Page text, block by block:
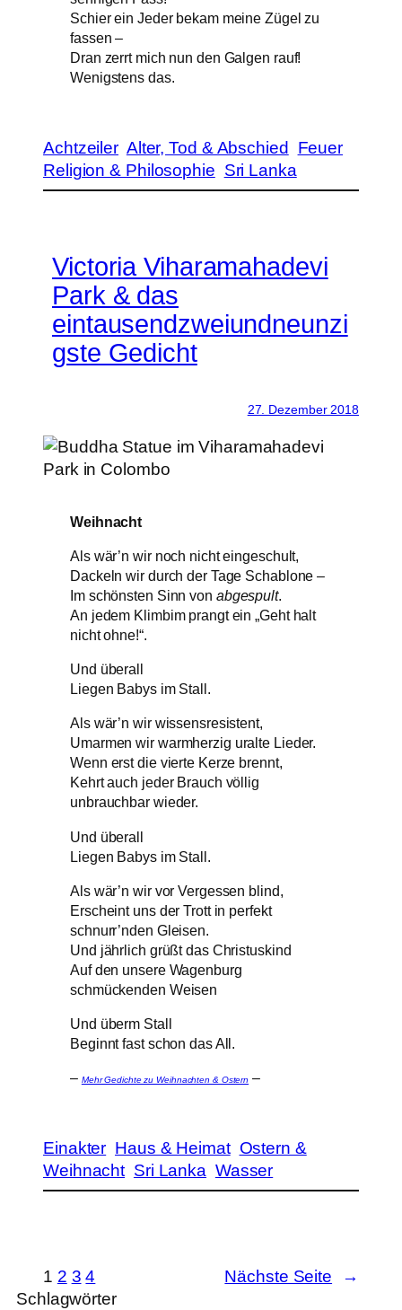
Schier ein Jeder bekam meine Zügel zu
fassen –
Dran zerrt mich nun den Galgen rauf!
Wenigstens das.
Achtzeiler Alter, Tod & Abschied
Feuer
Religion & Philosophie Sri Lanka
Victoria Viharamahadevi
Park & das
eintausendzweiundneunzi
gste Gedicht
27. Dezember 2018
Weihnacht
Als wär’n wir noch nicht eingeschult,
Dackeln wir durch der Tage Schablone –
Im schönsten Sinn von abgespult.
An jedem Klimbim prangt ein „Geht halt
nicht ohne!“.
Und überall
Liegen Babys im Stall.
Als wär’n wir wissensresistent,
Umarmen wir warmherzig uralte Lieder.
Wenn erst die vierte Kerze brennt,
Kehrt auch jeder Brauch völlig
unbrauchbar wieder.
Und überall
Liegen Babys im Stall.
Als wär’n wir vor Vergessen blind,
Erscheint uns der Trott in perfekt
schnurr’nden Gleisen.
Und jährlich grüßt das Christuskind
Auf den unsere Wagenburg
schmückenden Weisen
Und überm Stall
Beginnt fast schon das All.
– Mehr Gedichte zu Weihnachten & Ostern –
Einakter Haus & Heimat Ostern &
Weihnacht Sri Lanka Wasser
1 2 3 4 Nächste Seite
→
Schlagwörter